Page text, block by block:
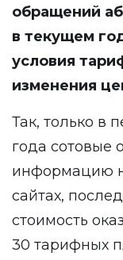
обращений
в текущем
условия
изменения
Так, только в
года сотовые
информацию
сайтах,
стоимость
30 тарифных